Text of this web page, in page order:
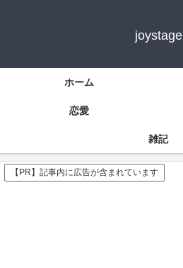
joystage
ホーム
恋愛
雑記
【PR】記事内に広告が含まれています